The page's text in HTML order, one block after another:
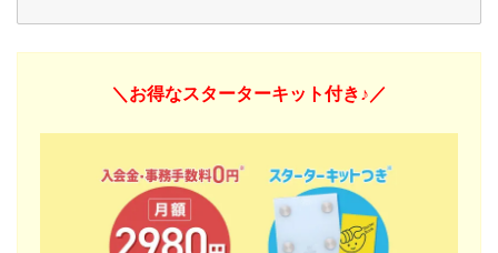
＼お得なスターターキット付き♪／